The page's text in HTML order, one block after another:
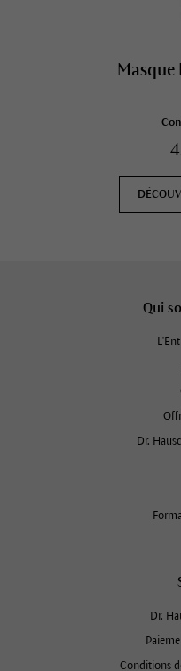
Qui
Dr.
Dr.
Conditions